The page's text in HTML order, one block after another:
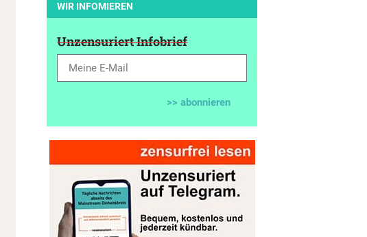
WIR INFOMIEREN
Unzensuriert Infobrief
>> abonnieren